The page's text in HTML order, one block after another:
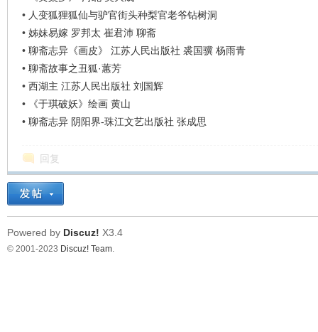
• 人变狐狸狐仙与驴官街头种梨官老爷钻树洞
• 姊妹易嫁 罗邦太 崔君沛 聊斋
• 聊斋志异《画皮》 江苏人民出版社 裘国骥 杨雨青
• 聊斋故事之丑狐·蕙芳
• 西湖主 江苏人民出版社 刘国辉
•
《于琪破妖》绘画 黄山
• 聊斋志异 阴阳界-珠江文艺出版社 张成思
回复
Powered by Discuz! X3.4
© 2001-2023 Discuz! Team.